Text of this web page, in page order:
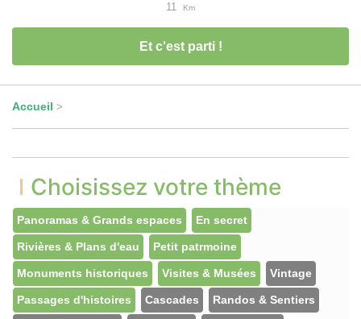
11 Km
Et c'est parti !
Accueil >
Choisissez votre thème
Panoramas & Grands espaces En secret
Rivières & Plans d'eau Petit patrmoine
Monuments historiques Visites & Musées Vintage
Passages d'histoires Cascades Randos & Sentiers